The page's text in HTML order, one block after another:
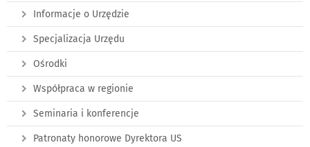
Informacje o Urzędzie
Specjalizacja Urzędu
Ośrodki
Współpraca w regionie
Seminaria i konferencje
Patronaty honorowe Dyrektora US